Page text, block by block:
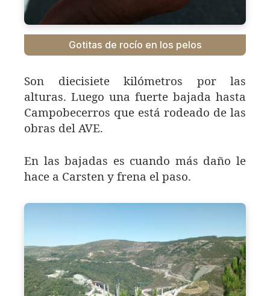
Gotitas de rocío en los pelos
Son diecisiete kilómetros por las
alturas. Luego una fuerte bajada hasta
Campobecerros que está rodeado de las
obras del AVE.
En las bajadas es cuando más daño le
hace a Carsten y frena el paso.